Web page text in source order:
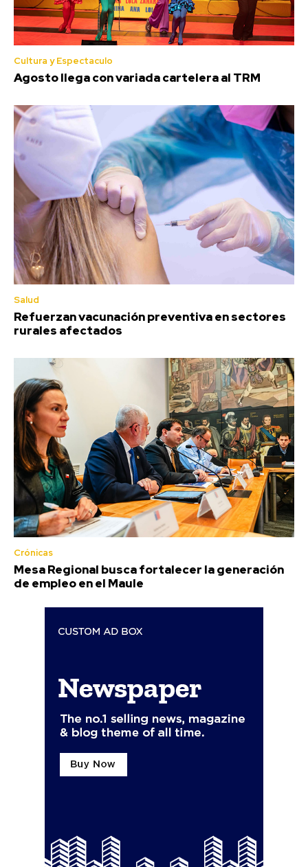
Cultura y Espectaculo
Agosto llega con variada cartelera al TRM
Salud
Refuerzan vacunación preventiva en sectores
rurales afectados
Crónicas
Mesa Regional busca fortalecer la generación
de empleo en el Maule